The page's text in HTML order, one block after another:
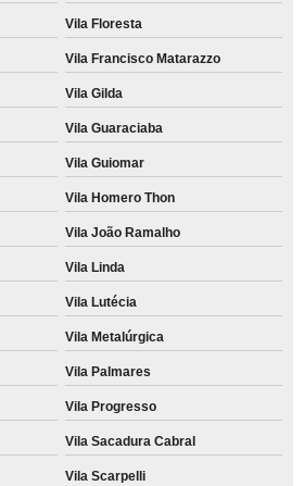
Vila Floresta
Vila Francisco Matarazzo
Vila Gilda
Vila Guaraciaba
Vila Guiomar
Vila Homero Thon
Vila João Ramalho
Vila Linda
Vila Lutécia
Vila Metalúrgica
Vila Palmares
Vila Progresso
Vila Sacadura Cabral
Vila Scarpelli